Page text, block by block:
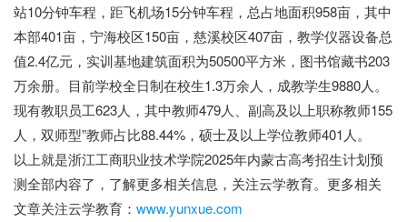
站10分钟车程，距飞机场15分钟车程，总占地面积958亩，其中
本部401亩，宁海校区150亩，慈溪校区407亩，教学仪器设备总
值2.4亿元，实训基地建筑面积为50500平方米，图书馆藏书203
万余册。目前学校全日制在校生1.3万余人，成教学生9880人。
现有教职员工623人，其中教师479人、副高及以上职称教师155
人，双师型”教师占比88.44%，硕士及以上学位教师401人。
以上就是浙江工商职业技术学院2025年内蒙古高考招生计划预
测全部内容了，了解更多相关信息，关注云学教育。更多相关
文章关注云学教育： www.yunxue.com